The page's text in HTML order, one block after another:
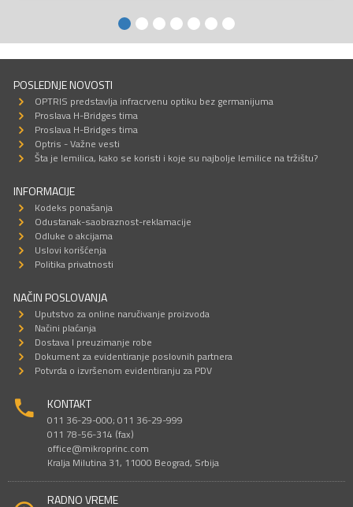
POSLEDNJE NOVOSTI
OPTRIS predstavlja infracrvenu optiku bez germanijuma
Proslava H-Bridges tima
Proslava H-Bridges tima
Optris - Važne vesti
Šta je lemilica, kako se koristi i koje su najbolje lemilice na tržištu?
INFORMACIJE
Kodeks ponašanja
Odustanak-saobraznost-reklamacije
Odluke o akcijama
Uslovi korišćenja
Politika privatnosti
NAČIN POSLOVANJA
Uputstvo za online naručivanje proizvoda
Načini plaćanja
Dostava I preuzimanje robe
Dokument za evidentiranje poslovnih partnera
Potvrda o izvršenom evidentiranju za PDV
KONTAKT
011 36-29-000; 011 36-29-999
011 78-56-314 (fax)
office@mikroprinc.com
Kralja Milutina 31, 11000 Beograd, Srbija
RADNO VREME